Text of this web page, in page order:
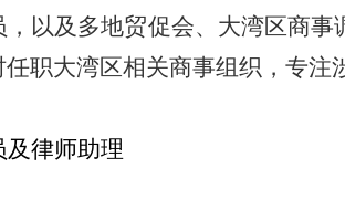
以及多地贸促会、大湾区商
职大湾区相关商事组织，专注
律师助理